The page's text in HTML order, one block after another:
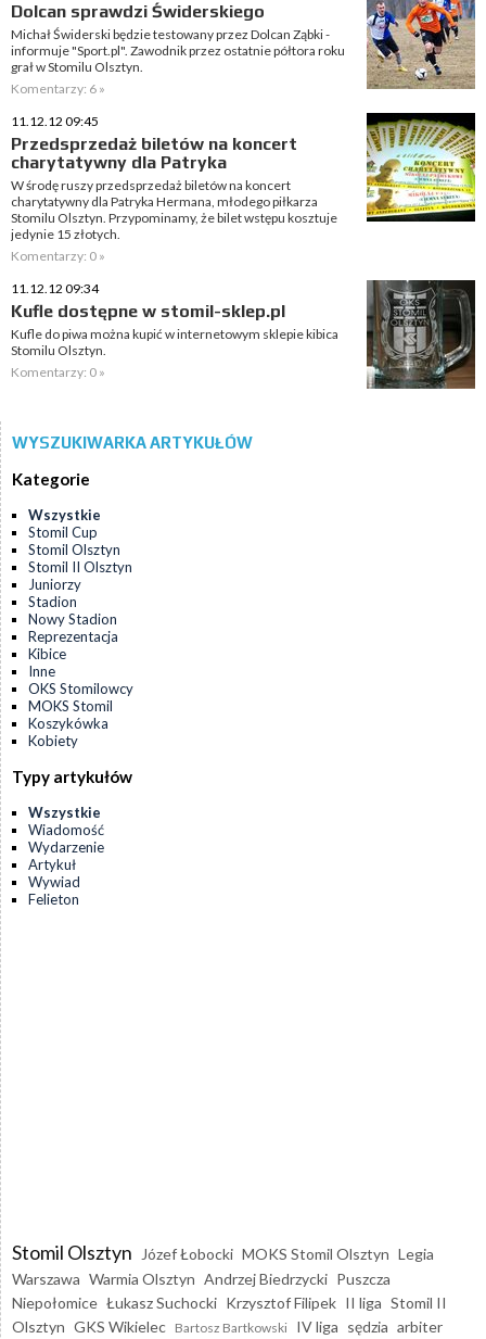
Dolcan sprawdzi Świderskiego
Michał Świderski będzie testowany przez Dolcan Ząbki -
informuje "Sport.pl". Zawodnik przez ostatnie półtora roku
grał w Stomilu Olsztyn.
Komentarzy: 6 »
11.12.12 09:45
Przedsprzedaż biletów na koncert
charytatywny dla Patryka
W środę ruszy przedsprzedaż biletów na koncert
charytatywny dla Patryka Hermana, młodego piłkarza
Stomilu Olsztyn. Przypominamy, że bilet wstępu kosztuje
jedynie 15 złotych.
Komentarzy: 0 »
11.12.12 09:34
Kufle dostępne w stomil-sklep.pl
Kufle do piwa można kupić w internetowym sklepie kibica
Stomilu Olsztyn.
Komentarzy: 0 »
WYSZUKIWARKA ARTYKUŁÓW
Kategorie
Wszystkie
Stomil Cup
Stomil Olsztyn
Stomil II Olsztyn
Juniorzy
Stadion
Nowy Stadion
Reprezentacja
Kibice
Inne
OKS Stomilowcy
MOKS Stomil
Koszykówka
Kobiety
Typy artykułów
Wszystkie
Wiadomość
Wydarzenie
Artykuł
Wywiad
Felieton
Stomil Olsztyn Józef Łobocki MOKS Stomil Olsztyn Legia
Warszawa Warmia Olsztyn Andrzej Biedrzycki Puszcza
Niepołomice Łukasz Suchocki Krzysztof Filipek II liga Stomil II
Olsztyn GKS Wikielec Bartosz Bartkowski IV liga sędzia arbiter